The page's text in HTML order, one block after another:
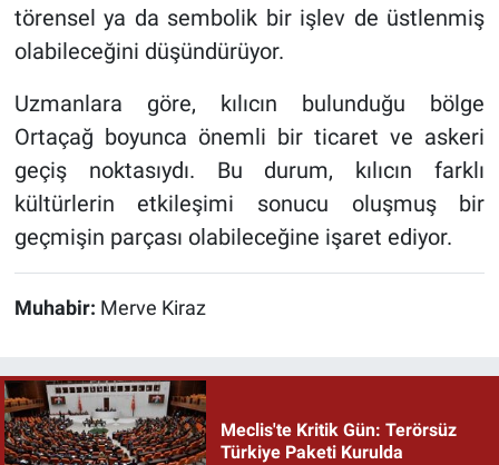
törensel ya da sembolik bir işlev de üstlenmiş
olabileceğini düşündürüyor.
Uzmanlara göre, kılıcın bulunduğu bölge
Ortaçağ boyunca önemli bir ticaret ve askeri
geçiş noktasıydı. Bu durum, kılıcın farklı
kültürlerin etkileşimi sonucu oluşmuş bir
geçmişin parçası olabileceğine işaret ediyor.
Muhabir: Merve Kiraz
Meclis'te Kritik Gün: Terörsüz
Türkiye Paketi Kurulda